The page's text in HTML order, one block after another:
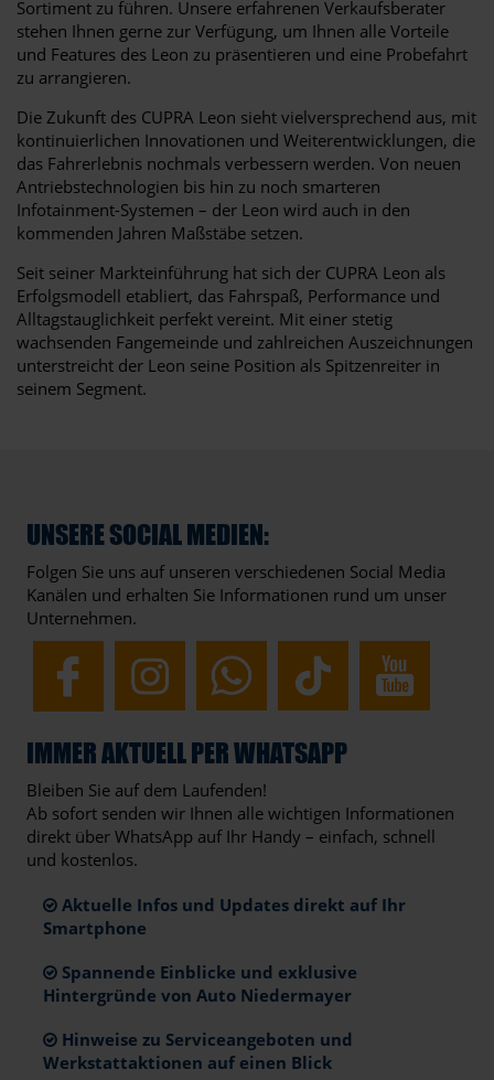
Sortiment zu führen. Unsere erfahrenen Verkaufsberater
stehen Ihnen gerne zur Verfügung, um Ihnen alle Vorteile
und Features des Leon zu präsentieren und eine Probefahrt
zu arrangieren.
Die Zukunft des CUPRA Leon sieht vielversprechend aus, mit
kontinuierlichen Innovationen und Weiterentwicklungen, die
das Fahrerlebnis nochmals verbessern werden. Von neuen
Antriebstechnologien bis hin zu noch smarteren
Infotainment-Systemen – der Leon wird auch in den
kommenden Jahren Maßstäbe setzen.
Seit seiner Markteinführung hat sich der CUPRA Leon als
Erfolgsmodell etabliert, das Fahrspaß, Performance und
Alltagstauglichkeit perfekt vereint. Mit einer stetig
wachsenden Fangemeinde und zahlreichen Auszeichnungen
unterstreicht der Leon seine Position als Spitzenreiter in
seinem Segment.
UNSERE SOCIAL MEDIEN:
Folgen Sie uns auf unseren verschiedenen Social Media
Kanälen und erhalten Sie Informationen rund um unser
Unternehmen.
IMMER AKTUELL PER WHATSAPP
Bleiben Sie auf dem Laufenden!
Ab sofort senden wir Ihnen alle wichtigen Informationen
direkt über WhatsApp auf Ihr Handy – einfach, schnell
und kostenlos.
Aktuelle Infos und Updates direkt auf Ihr
Smartphone
Spannende Einblicke und exklusive
Hintergründe von Auto Niedermayer
Hinweise zu Serviceangeboten und
Werkstattaktionen auf einen Blick